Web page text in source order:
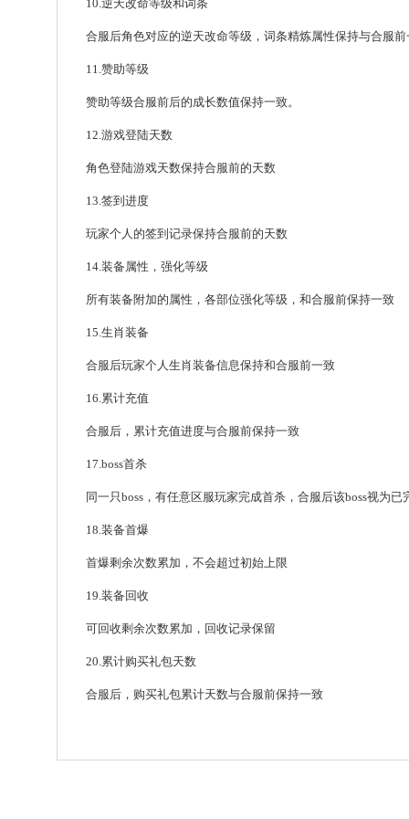
10.逆天改命等级和词条
合服后角色对应的逆天改命等级，词条精炼属性保持与合服前
11.赞助等级
赞助等级合服前后的成长数值保持一致。
12.游戏登陆天数
角色登陆游戏天数保持合服前的天数
13.签到进度
玩家个人的签到记录保持合服前的天数
14.装备属性，强化等级
所有装备附加的属性，各部位强化等级，和合服前保持一致
15.生肖装备
合服后玩家个人生肖装备信息保持和合服前一致
16.累计充值
合服后，累计充值进度与合服前保持一致
17.boss首杀
同一只boss，有任意区服玩家完成首杀，合服后该boss视为已
18.装备首爆
首爆剩余次数累加，不会超过初始上限
19.装备回收
可回收剩余次数累加，回收记录保留
20.累计购买礼包天数
合服后，购买礼包累计天数与合服前保持一致